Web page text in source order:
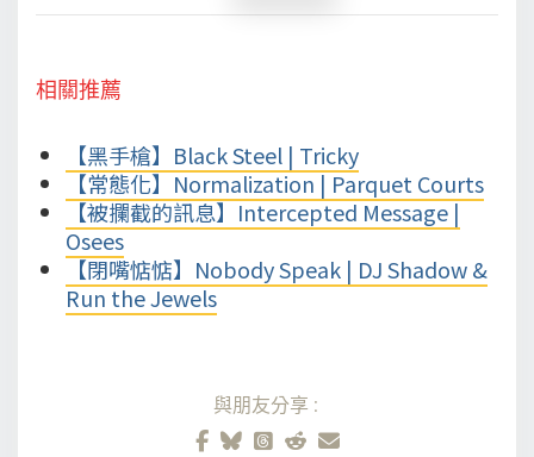
相關推薦
【黑手槍】Black Steel | Tricky
【常態化】Normalization | Parquet Courts
【被攔截的訊息】Intercepted Message |
Osees
【閉嘴惦惦】Nobody Speak | DJ Shadow &
Run the Jewels
與朋友分享: